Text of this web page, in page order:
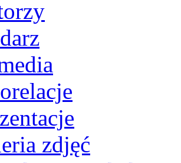
zdjęć